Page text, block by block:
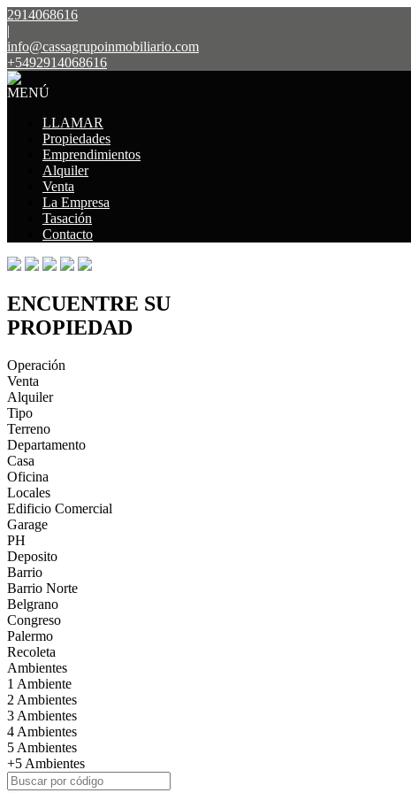
2914068616
|
info@cassagrupoinmobiliario.com
+5492914068616
MENÚ
LLAMAR
Propiedades
Emprendimientos
Alquiler
Venta
La Empresa
Tasación
Contacto
ENCUENTRE SU
PROPIEDAD
Operación
Venta
Alquiler
Tipo
Terreno
Departamento
Casa
Oficina
Locales
Edificio Comercial
Garage
PH
Deposito
Barrio
Barrio Norte
Belgrano
Congreso
Palermo
Recoleta
Ambientes
1 Ambiente
2 Ambientes
3 Ambientes
4 Ambientes
5 Ambientes
+5 Ambientes